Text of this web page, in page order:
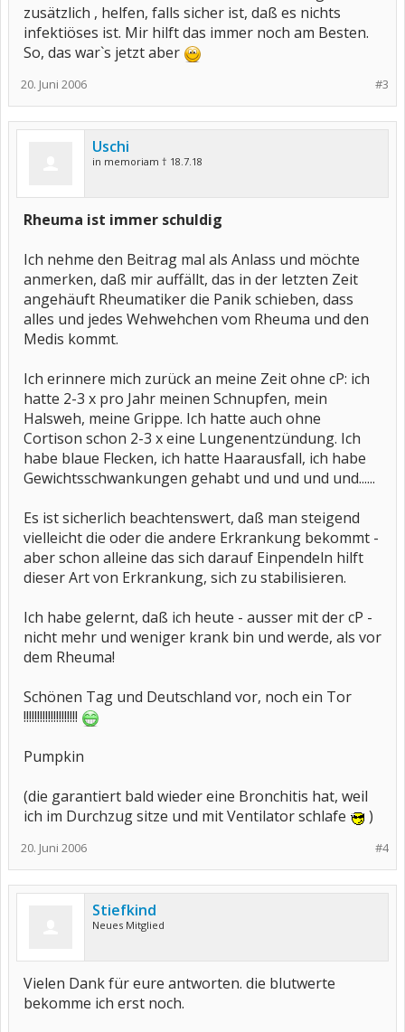
zusätzlich , helfen, falls sicher ist, daß es nichts
infektiöses ist. Mir hilft das immer noch am Besten.
So, das war`s jetzt aber
#3
20. Juni 2006
Uschi
in memoriam † 18.7.18
Rheuma ist immer schuldig
Ich nehme den Beitrag mal als Anlass und möchte
anmerken, daß mir auffällt, das in der letzten Zeit
angehäuft Rheumatiker die Panik schieben, dass
alles und jedes Wehwehchen vom Rheuma und den
Medis kommt.
Ich erinnere mich zurück an meine Zeit ohne cP: ich
hatte 2-3 x pro Jahr meinen Schnupfen, mein
Halsweh, meine Grippe. Ich hatte auch ohne
Cortison schon 2-3 x eine Lungenentzündung. Ich
habe blaue Flecken, ich hatte Haarausfall, ich habe
Gewichtsschwankungen gehabt und und und und......
Es ist sicherlich beachtenswert, daß man steigend
vielleicht die oder die andere Erkrankung bekommt -
aber schon alleine das sich darauf Einpendeln hilft
dieser Art von Erkrankung, sich zu stabilisieren.
Ich habe gelernt, daß ich heute - ausser mit der cP -
nicht mehr und weniger krank bin und werde, als vor
dem Rheuma!
Schönen Tag und Deutschland vor, noch ein Tor
!!!!!!!!!!!!!!!!!!!!
Pumpkin
(die garantiert bald wieder eine Bronchitis hat, weil
ich im Durchzug sitze und mit Ventilator schlafe
)
#4
20. Juni 2006
Stiefkind
Neues Mitglied
Vielen Dank für eure antworten. die blutwerte
bekomme ich erst noch.